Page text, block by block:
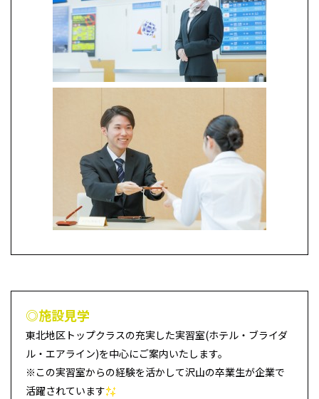
◎施設見学
東北地区トップクラスの充実した実習室(ホテル・ブライダ
ル・エアライン)を中心にご案内いたします。
※この実習室からの経験を活かして沢山の卒業生が企業で
活躍されています